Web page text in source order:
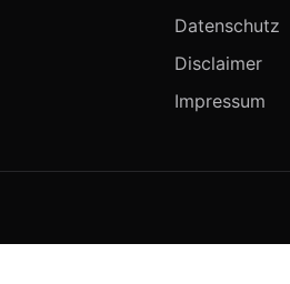
Datenschutz
Disclaimer
Impressum